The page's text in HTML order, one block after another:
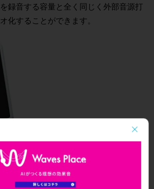
録音する容量と全く同じく外部音源打
化することができます。